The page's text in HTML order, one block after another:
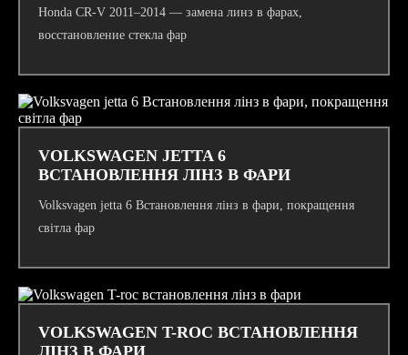
Honda CR-V 2011–2014 — замена линз в фарах,
восстановление стекла фар
VOLKSWAGEN JETTA 6
ВСТАНОВЛЕННЯ ЛІНЗ В ФАРИ
Volksvagen jetta 6 Встановлення лінз в фари, покращення
світла фар
VOLKSWAGEN T-ROC ВСТАНОВЛЕННЯ
ЛІНЗ В ФАРИ